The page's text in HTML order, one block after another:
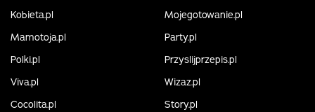
Kobieta.pl
Mojegotowanie.pl
Mamotoja.pl
Party.pl
Polki.pl
Przyslijprzepis.pl
Viva.pl
Wizaz.pl
Cocolita.pl
Story.pl